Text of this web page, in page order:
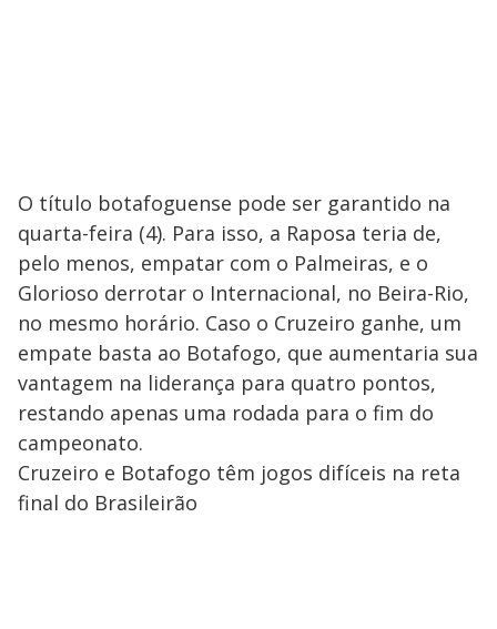
O título botafoguense pode ser garantido na
quarta-feira (4). Para isso, a Raposa teria de,
pelo menos, empatar com o Palmeiras, e o
Glorioso derrotar o Internacional, no Beira-Rio,
no mesmo horário. Caso o Cruzeiro ganhe, um
empate basta ao Botafogo, que aumentaria sua
vantagem na liderança para quatro pontos,
restando apenas uma rodada para o fim do
campeonato.
Cruzeiro e Botafogo têm jogos difíceis na reta
final do Brasileirão